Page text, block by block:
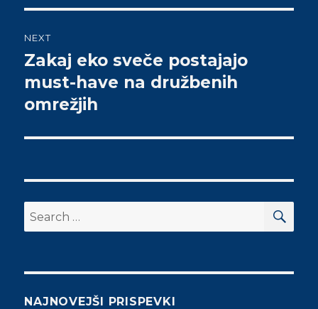
NEXT
Next
post:
Zakaj eko sveče postajajo
must-have na družbenih
omrežjih
Search
for:
NAJNOVEJŠI PRISPEVKI